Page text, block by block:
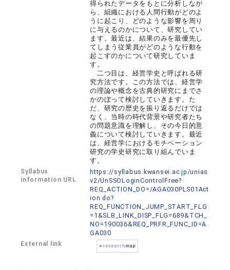
得られたデータをもとに分析しなが
ら、組織における人間行動がどのよ
うに起こり、どのような影響を周り
に与えるのかについて、研究してい
ます。最近は、結果のみを最優先し
てしまう従業員がどのような行動を
起こすのかについて研究していま
す。
二つ目は、経営学史と呼ばれる研
究方法です。この方法では、経営学
の理論や概念を古典的研究にまでさ
かのぼって検討していきます。た
だ、研究の歴史を振り返るだけでは
なく、当時の時代背景や研究者たち
の問題意識を理解し、その今日的意
義について検討していきます。最近
は、経営学におけるモチベーション
研究の学史研究に取り組んでいま
す。
Syllabus
information URL
https://syllabus.kwansei.ac.jp/unias
v2/UnSSOLoginControlFree?
REQ_ACTION_DO=/AGA030PLS01Act
ion.do?
REQ_FUNCTION_JUMP_START_FLG
=1&SLB_LINK_DISP_FLG=689&TCH_
NO=190036&REQ_PRFR_FUNC_ID=A
GA030
External link